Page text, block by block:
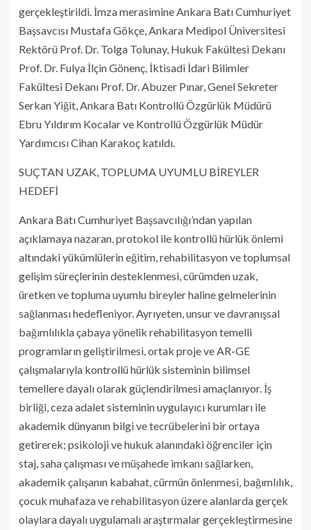
gerçekleştirildi. İmza merasimine Ankara Batı Cumhuriyet
Başsavcısı Mustafa Gökçe, Ankara Medipol Üniversitesi
Rektörü Prof. Dr. Tolga Tolunay, Hukuk Fakültesi Dekanı
Prof. Dr. Fulya İlçin Gönenç, İktisadi İdari Bilimler
Fakültesi Dekanı Prof. Dr. Abuzer Pınar, Genel Sekreter
Serkan Yiğit, Ankara Batı Kontrollü Özgürlük Müdürü
Ebru Yıldırım Kocalar ve Kontrollü Özgürlük Müdür
Yardımcısı Cihan Karakoç katıldı.
SUÇTAN UZAK, TOPLUMA UYUMLU BİREYLER
HEDEFİ
Ankara Batı Cumhuriyet Başsavcılığı’ndan yapılan
açıklamaya nazaran, protokol ile kontrollü hürlük önlemi
altındaki yükümlülerin eğitim, rehabilitasyon ve toplumsal
gelişim süreçlerinin desteklenmesi, cürümden uzak,
üretken ve topluma uyumlu bireyler haline gelmelerinin
sağlanması hedefleniyor. Ayrıyeten, unsur ve davranışsal
bağımlılıkla çabaya yönelik rehabilitasyon temelli
programların geliştirilmesi, ortak proje ve AR-GE
çalışmalarıyla kontrollü hürlük sisteminin bilimsel
temellere dayalı olarak güçlendirilmesi amaçlanıyor. İş
birliği, ceza adalet sisteminin uygulayıcı kurumları ile
akademik dünyanın bilgi ve tecrübelerini bir ortaya
getirerek; psikoloji ve hukuk alanındaki öğrenciler için
staj, saha çalışması ve müşahede imkanı sağlarken,
akademik çalışanın kabahat, cürmün önlenmesi, bağımlılık,
çocuk muhafaza ve rehabilitasyon üzere alanlarda gerçek
olaylara dayalı uygulamalı araştırmalar gerçekleştirmesine